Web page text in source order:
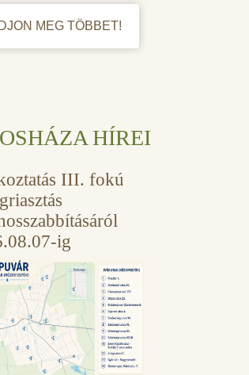
MEG TÖBBET!
HÍREI
III. fokú
ig